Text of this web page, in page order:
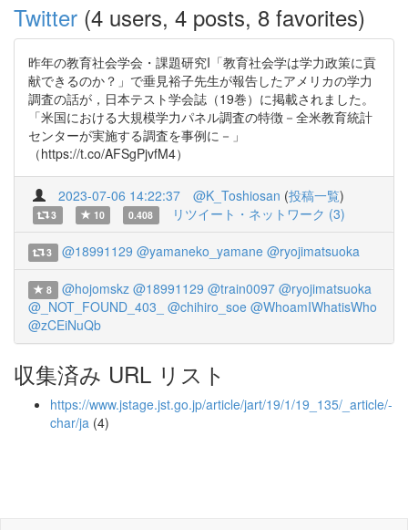
Twitter (4 users, 4 posts, 8 favorites)
昨年の教育社会学会・課題研究I「教育社会学は学力政策に貢
献できるのか？」で垂見裕子先生が報告したアメリカの学力
調査の話が，日本テスト学会誌（19巻）に掲載されました。
「米国における大規模学力パネル調査の特徴－全米教育統計
センターが実施する調査を事例に－」
（https://t.co/AFSgPjvfM4）
2023-07-06 14:22:37 @K_Toshiosan (投稿一覧)
3 10 0.408 リツイート・ネットワーク (3)
3 @18991129 @yamaneko_yamane @ryojimatsuoka
8 @hojomskz @18991129 @train0097 @ryojimatsuoka
@_NOT_FOUND_403_
@chihiro_soe @WhoamIWhatisWho
@zCEiNuQb
収集済み URL リスト
https://www.jstage.jst.go.jp/article/jart/19/1/19_135/_article/-
char/ja (4)